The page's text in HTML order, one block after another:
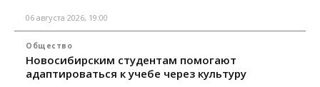
06 августа 2026, 19:00
Общество
Новосибирским студентам помогают
адаптироваться к учебе через культуру